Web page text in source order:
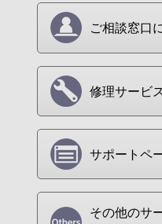
ご相談窓口
修理サービ
サポートペ
その他のサ